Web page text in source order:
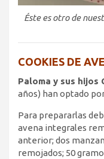
Éste es otro de
COOKIES DE
Paloma y sus hijos
años) han optado
Para prepararlas
avena integrales
anterior; dos
remojados; 50